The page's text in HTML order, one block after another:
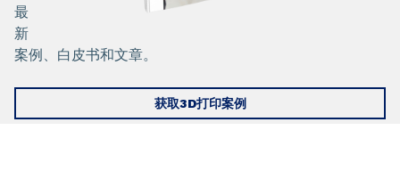
最
新
案例、白皮书和文章。
获取3D打印案例